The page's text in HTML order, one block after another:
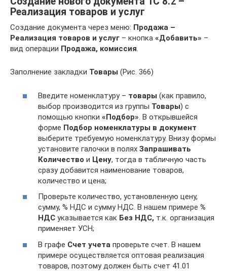
Реализация товаров и услуг
Создание документа через меню: Продажа –
Реализация товаров и услуг – кнопка «Добавить» –
вид операции Продажа, комиссия.
Заполнение закладки Товары (Рис. 366)
Введите номенклатуру – товары (как правило,
выбор производится из группы Товары) с
помощью кнопки «Подбор» . В открывшейся
форме Подбор номенклатуры в документ
выберите требуемую номенклатуру. Внизу формы
установите галочки в полях Запрашивать
Количество и Цену, тогда в табличную часть
сразу добавится наименование товаров,
количество и цена;
Проверьте количество, установленную цену,
сумму, % НДС и сумму НДС. В нашем примере %
НДС указывается как Без НДС, т.к. организация
применяет УСН;
В графе Счет учета проверьте счет. В нашем
примере осуществляется оптовая реализация
товаров, поэтому должен быть счет 41.01